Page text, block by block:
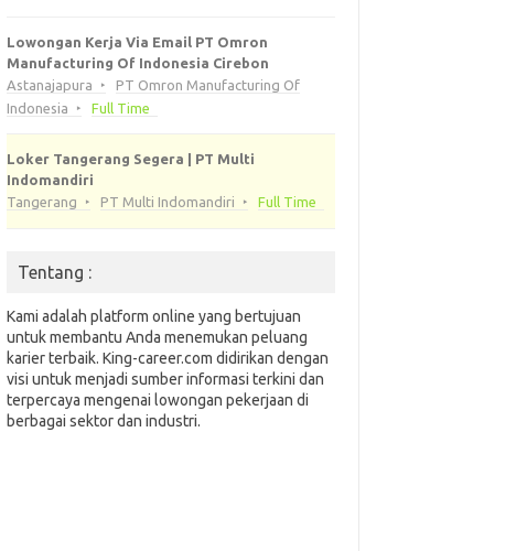
Lowongan Kerja Via Email PT Omron
Manufacturing Of Indonesia Cirebon
Astanajapura
PT Omron Manufacturing Of
Indonesia
Full Time
Loker Tangerang Segera | PT Multi
Indomandiri
Tangerang
PT Multi Indomandiri Full Time
Tentang :
Kami adalah platform online yang bertujuan
untuk membantu Anda menemukan peluang
karier terbaik. King-career.com didirikan dengan
visi untuk menjadi sumber informasi terkini dan
terpercaya mengenai lowongan pekerjaan di
berbagai sektor dan industri.